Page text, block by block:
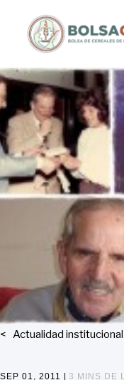
Actualidad institucional
SEP 01, 2011 | 3 MINS DE